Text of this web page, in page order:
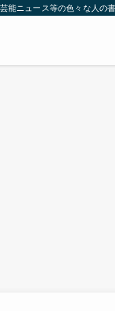
能ニュース等の色々な人の